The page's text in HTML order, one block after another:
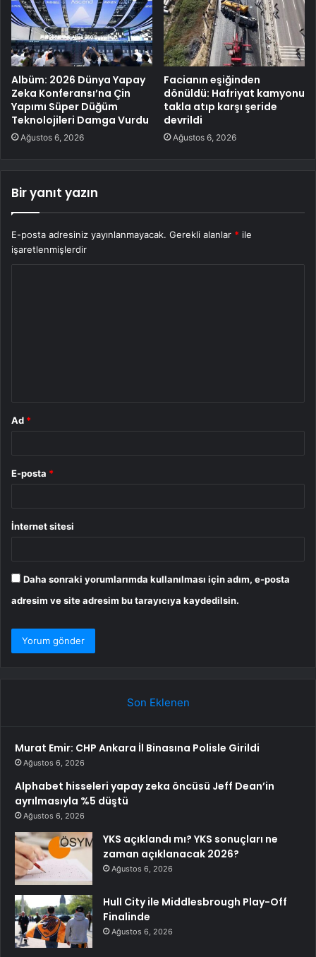
Albüm: 2026 Dünya Yapay
Zeka Konferansı’na Çin
Yapımı Süper Düğüm
Teknolojileri Damga Vurdu
Ağustos 6, 2026
Facianın eşiğinden
dönüldü: Hafriyat kamyonu
takla atıp karşı şeride
devrildi
Ağustos 6, 2026
Bir yanıt yazın
E-posta adresiniz yayınlanmayacak. Gerekli alanlar * ile
işaretlenmişlerdir
Ad *
E-posta *
İnternet sitesi
Daha sonraki yorumlarımda kullanılması için adım, e-posta
adresim ve site adresim bu tarayıcıya kaydedilsin.
Son Eklenen
Murat Emir: CHP Ankara İl Binasına Polisle Girildi
Ağustos 6, 2026
Alphabet hisseleri yapay zeka öncüsü Jeff Dean’in
ayrılmasıyla %5 düştü
Ağustos 6, 2026
YKS açıklandı mı? YKS sonuçları ne
zaman açıklanacak 2026?
Ağustos 6, 2026
Hull City ile Middlesbrough Play-Off
Finalinde
Ağustos 6, 2026